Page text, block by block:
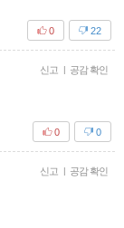
22
0
신고 | 공감 확인
0
0
신고 | 공감 확인